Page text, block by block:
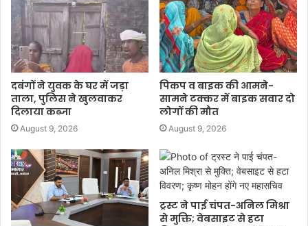
दबंगों ने युवक के घर में जड़ा
ताला, पुलिस ने खुलवाकर
दिलाया कब्जा
August 9, 2026
पिकप व बाइक की आमने-
सामने टक्कर में बाइक सवार दो
लोगों की मौत
August 9, 2026
ट्रस्ट ने पाई चंपत-अनिल मिश्रा
से मुक्ति; वेबसाइट से हटा